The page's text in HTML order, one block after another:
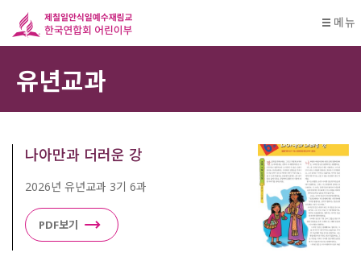
메뉴
유년교과
나아만과 더러운 강
2026년 유년교과 3기 6과
PDF보기